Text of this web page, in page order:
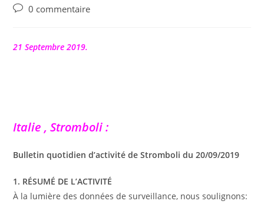
Commentaires
publication :
0 commentaire
21 Septembre 2019.
Italie , Stromboli :
Bulletin quotidien d’activité de Stromboli du 20/09/2019
1. RÉSUMÉ DE L’ACTIVITÉ
À la lumière des données de surveillance, nous soulignons: